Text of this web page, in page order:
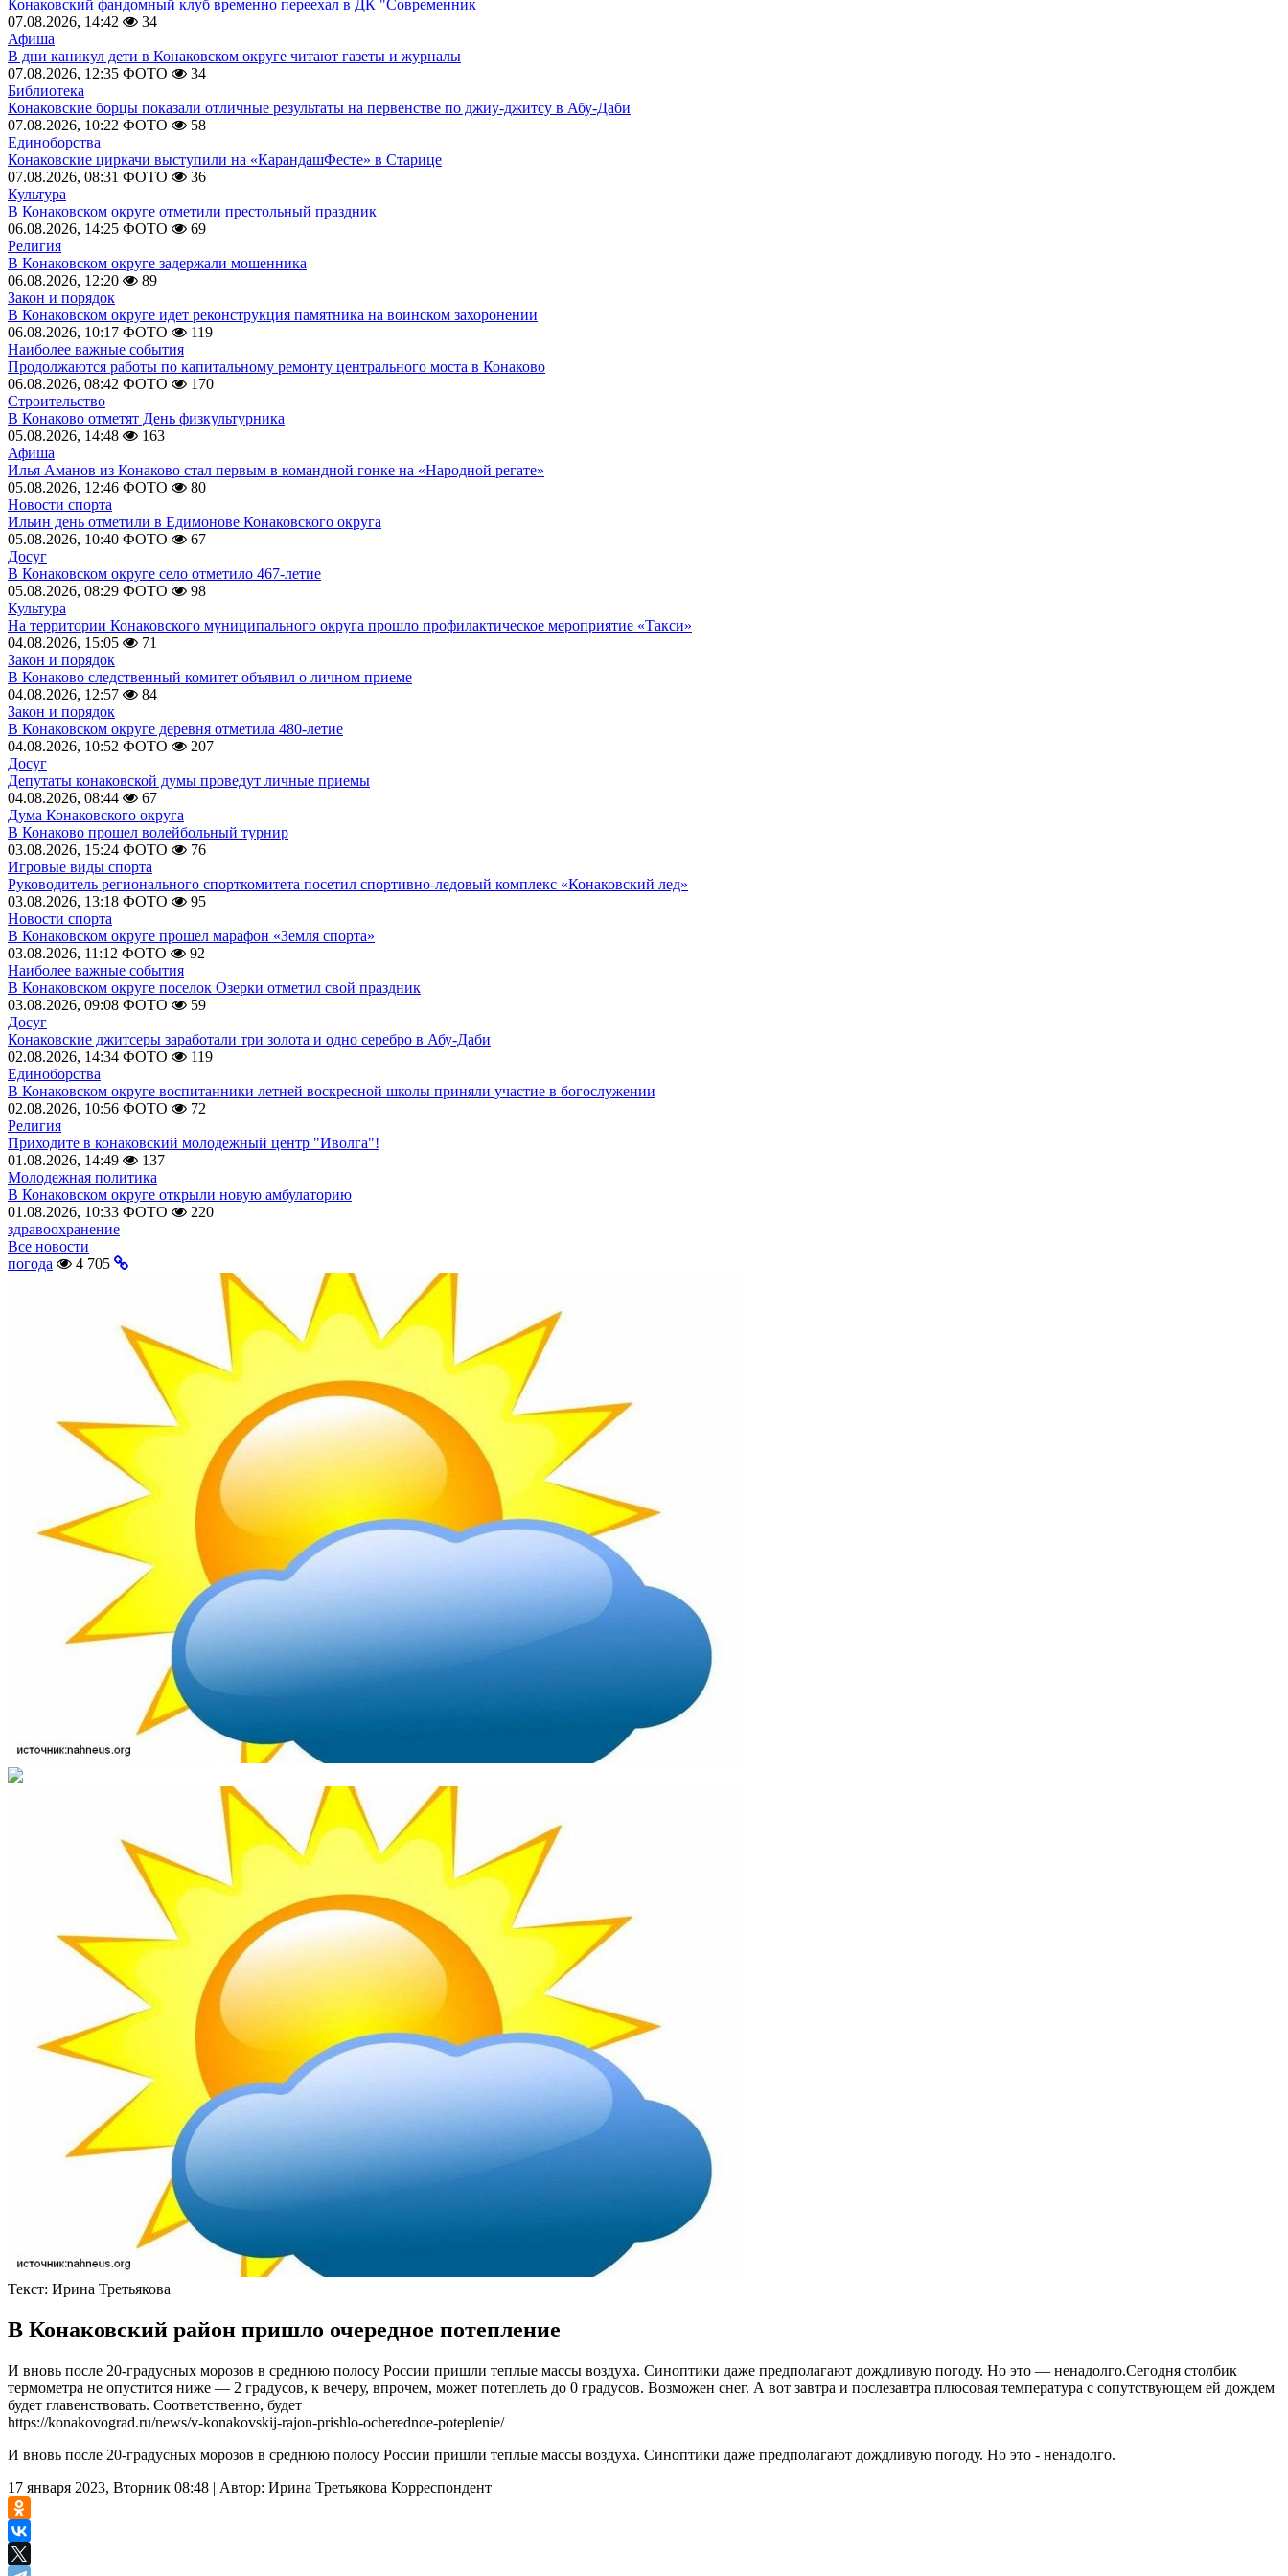
Конаковский фандомный клуб временно переехал в ДК "Современник
07.08.2026, 14:42
34
Афиша
В дни каникул дети в Конаковском округе читают газеты и журналы
07.08.2026, 12:35 ФОТО
34
Библиотека
Конаковские борцы показали отличные результаты на первенстве по джиу-джитсу в Абу-Даби
07.08.2026, 10:22 ФОТО
58
Единоборства
Конаковские циркачи выступили на «КарандашФесте» в Старице
07.08.2026, 08:31 ФОТО
36
Культура
В Конаковском округе отметили престольный праздник
06.08.2026, 14:25 ФОТО
69
Религия
В Конаковском округе задержали мошенника
06.08.2026, 12:20
89
Закон и порядок
В Конаковском округе идет реконструкция памятника на воинском захоронении
06.08.2026, 10:17 ФОТО
119
Наиболее важные события
Продолжаются работы по капитальному ремонту центрального моста в Конаково
06.08.2026, 08:42 ФОТО
170
Строительство
В Конаково отметят День физкультурника
05.08.2026, 14:48
163
Афиша
Илья Аманов из Конаково стал первым в командной гонке на «Народной регате»
05.08.2026, 12:46 ФОТО
80
Новости спорта
Ильин день отметили в Едимонове Конаковского округа
05.08.2026, 10:40 ФОТО
67
Досуг
В Конаковском округе село отметило 467-летие
05.08.2026, 08:29 ФОТО
98
Культура
На территории Конаковского муниципального округа прошло профилактическое мероприятие «Такси»
04.08.2026, 15:05
71
Закон и порядок
В Конаково следственный комитет объявил о личном приеме
04.08.2026, 12:57
84
Закон и порядок
В Конаковском округе деревня отметила 480-летие
04.08.2026, 10:52 ФОТО
207
Досуг
Депутаты конаковской думы проведут личные приемы
04.08.2026, 08:44
67
Дума Конаковского округа
В Конаково прошел волейбольный турнир
03.08.2026, 15:24 ФОТО
76
Игровые виды спорта
Руководитель регионального спорткомитета посетил спортивно-ледовый комплекс «Конаковский лед»
03.08.2026, 13:18 ФОТО
95
Новости спорта
В Конаковском округе прошел марафон «Земля спорта»
03.08.2026, 11:12 ФОТО
92
Наиболее важные события
В Конаковском округе поселок Озерки отметил свой праздник
03.08.2026, 09:08 ФОТО
59
Досуг
Конаковские джитсеры заработали три золота и одно серебро в Абу-Даби
02.08.2026, 14:34 ФОТО
119
Единоборства
В Конаковском округе воспитанники летней воскресной школы приняли участие в богослужении
02.08.2026, 10:56 ФОТО
72
Религия
Приходите в конаковский молодежный центр "Иволга"!
01.08.2026, 14:49
137
Молодежная политика
В Конаковском округе открыли новую амбулаторию
01.08.2026, 10:33 ФОТО
220
здравоохранение
Все новости
погода
4 705
Текст: Ирина Третьякова
В Конаковский район пришло очередное потепление
И вновь после 20-градусных морозов в среднюю полосу России пришли теплые массы воздуха. Синоптики даже предполагают дождливую погоду. Но это — ненадолго.Сегодня столбик
термометра не опустится ниже — 2 градусов, к вечеру, впрочем, может потеплеть до 0 градусов. Возможен снег. А вот завтра и послезавтра плюсовая температура с сопутствующем ей дождем
будет главенствовать. Соответственно, будет
https://konakovograd.ru/news/v-konakovskij-rajon-prishlo-ocherednoe-poteplenie/
И вновь после 20-градусных морозов в среднюю полосу России пришли теплые массы воздуха. Синоптики даже предполагают дождливую погоду. Но это - ненадолго.
17 января 2023, Вторник 08:48 | Автор: Ирина Третьякова Корреспондент